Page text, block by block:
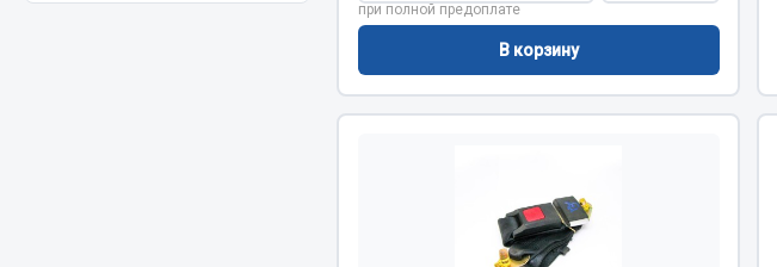
Трубки, муфты, гайки
Угольники
Фитинги
Штуцеры
Весь раздел
при полной предоплате
В корзину